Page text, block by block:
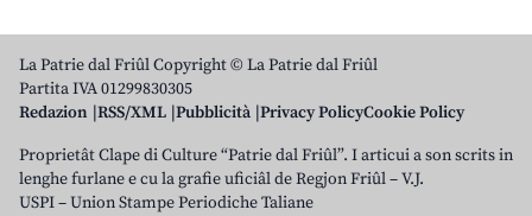
La Patrie dal Friûl Copyright © La Patrie dal Friûl
Partita IVA 01299830305
Redazion RSS/XML Pubblicità Privacy PolicyCookie Policy
Proprietât Clape di Culture “Patrie dal Friûl”. I articui a son scrits in
lenghe furlane e cu la grafie uficiâl de Regjon Friûl – V.J.
USPI – Union Stampe Periodiche Taliane